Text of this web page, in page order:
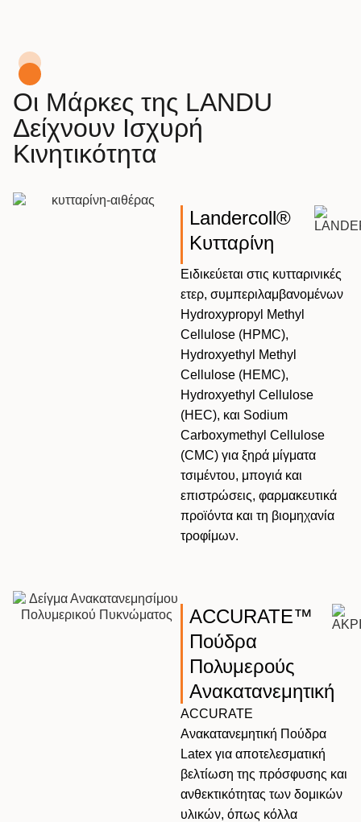
Οι Μάρκες της LANDU
Δείχνουν Ισχυρή
Κινητικότητα
Landercoll®
Κυτταρίνη
Ειδικεύεται στις κυτταρινικές
ετερ, συμπεριλαμβανομένων
Hydroxypropyl Methyl
Cellulose (HPMC),
Hydroxyethyl Methyl
Cellulose (HEMC),
Hydroxyethyl Cellulose
(HEC), και Sodium
Carboxymethyl Cellulose
(CMC) για ξηρά μίγματα
τσιμέντου, μπογιά και
επιστρώσεις, φαρμακευτικά
προϊόντα και τη βιομηχανία
τροφίμων.
ACCURATE™
Πούδρα
Πολυμερούς
Ανακατανεμητική
ACCURATE
Ανακατανεμητική Πούδρα
Latex για αποτελεσματική
βελτίωση της πρόσφυσης και
ανθεκτικότητας των δομικών
υλικών, όπως κόλλα